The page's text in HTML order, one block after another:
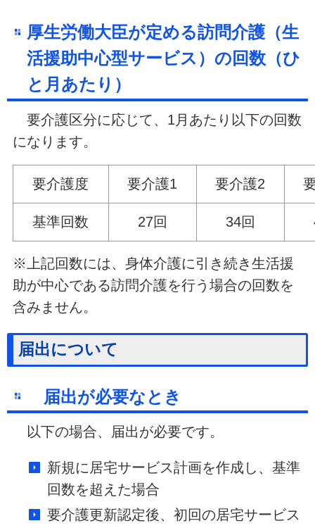
厚生労働大臣が定める訪問介護（生
活援助中心型サービス）の回数（ひ
と月あたり）
要介護区分に応じて、1月あたり以下の回数
になります。
要介護度 要介護1 要介護2
基準回数 27回 34回
※上記回数には、身体介護に引き続き生活援
助が中心である訪問介護を行う場合の回数を
含みません。
届出について
届出が必要なとき
以下の場合、届出が必要です。
新規に居宅サービス計画を作成し、基準
回数を超えた場合
要介護更新認定後、初回の居宅サービス